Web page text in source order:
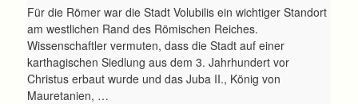
Für die Römer war die Stadt Volubilis ein wichtiger Standort
am westlichen Rand des Römischen Reiches.
Wissenschaftler vermuten, dass die Stadt auf einer
karthagischen Siedlung aus dem 3. Jahrhundert vor
Christus erbaut wurde und das Juba II., König von
Mauretanien, …